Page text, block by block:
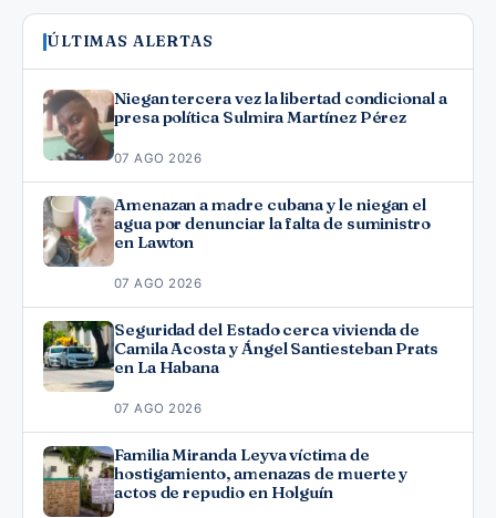
ÚLTIMAS ALERTAS
Niegan tercera vez la libertad condicional a
presa política Sulmira Martínez Pérez
07 AGO 2026
Amenazan a madre cubana y le niegan el
agua por denunciar la falta de suministro
en Lawton
07 AGO 2026
Seguridad del Estado cerca vivienda de
Camila Acosta y Ángel Santiesteban Prats
en La Habana
07 AGO 2026
Familia Miranda Leyva víctima de
hostigamiento, amenazas de muerte y
actos de repudio en Holguín